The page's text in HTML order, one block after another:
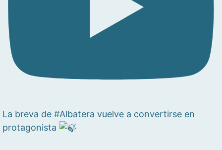
La breva de #Albatera vuelve a convertirse en
protagonista